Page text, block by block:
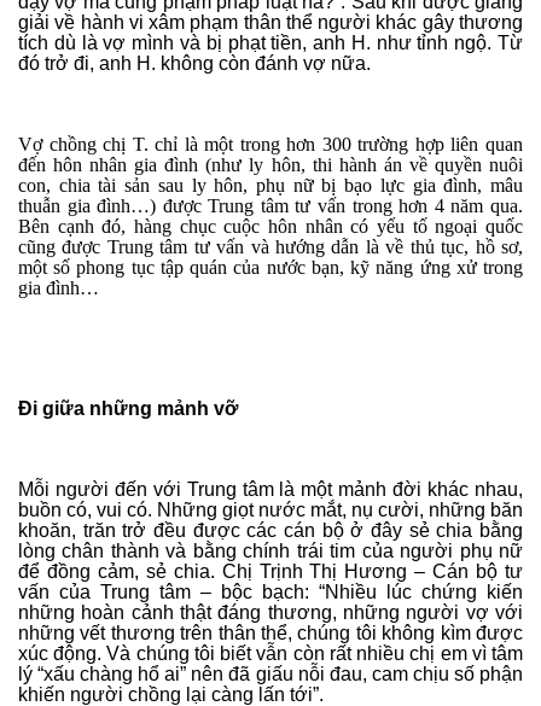
giải về hành vi xâm phạm thân thể người khác gây thương
tích dù là vợ mình và bị phạt tiền, anh H. như tỉnh ngộ. Từ
đó trở đi, anh H. không còn đánh vợ nữa.
Vợ chồng chị T. chỉ là một trong hơn 300 trường hợp liên quan
đến hôn nhân gia đình (như ly hôn, thi hành án về quyền nuôi
con, chia tài sản sau ly hôn, phụ nữ bị bạo lực gia đình, mâu
thuẫn gia đình…) được Trung tâm tư vấn trong hơn 4 năm qua.
Bên cạnh đó, hàng chục cuộc hôn nhân có yếu tố ngoại quốc
cũng được Trung tâm tư vấn và hướng dẫn là về thủ tục, hồ sơ,
một số phong tục tập quán của nước bạn, kỹ năng ứng xử trong
gia đình…
Đi giữa những mảnh vỡ
Mỗi người đến với Trung tâm là một mảnh đời khác nhau,
buồn có, vui có. Những giọt nước mắt, nụ cười, những băn
khoăn, trăn trở đều được các cán bộ ở đây sẻ chia bằng
lòng chân thành và bằng chính trái tim của người phụ nữ
để đồng cảm, sẻ chia. Chị Trịnh Thị Hương – Cán bộ tư
vấn của Trung tâm – bộc bạch: “Nhiều lúc chứng kiến
những hoàn cảnh thật đáng thương, những người vợ với
những vết thương trên thân thể, chúng tôi không kìm được
xúc động. Và chúng tôi biết vẫn còn rất nhiều chị em vì tâm
lý “xấu chàng hổ ai” nên đã giấu nỗi đau, cam chịu số phận
khiến người chồng lại càng lấn tới”.